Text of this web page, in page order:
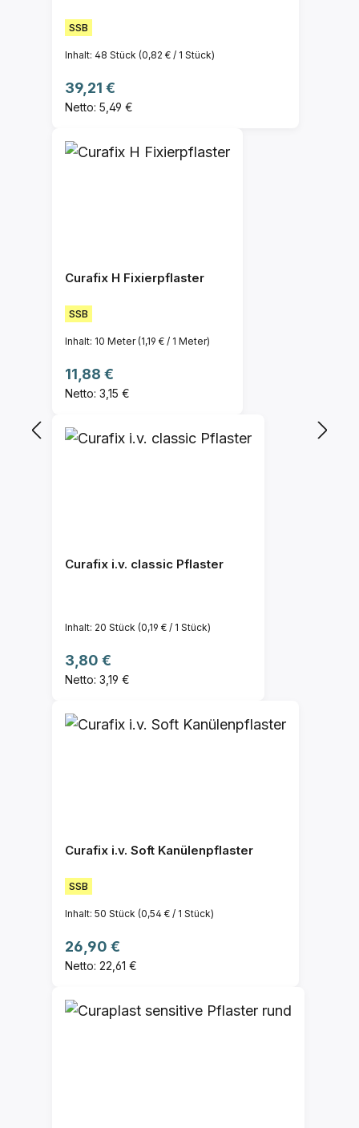
SSB
Inhalt: 48 Stück (0,82 € / 1 Stück)
Regulärer Preis:
39,21 €
Netto: 5,49 €
Curafix H Fixierpflaster
SSB
Inhalt: 10 Meter(1,19 € / 1 Meter)
Regulärer Preis:
11,88 €
Netto: 3,15 €
Curafix i.v. classic Pflaster
Inhalt: 20 Stück (0,19 € / 1 Stück)
Regulärer Preis:
3,80 €
Netto: 3,19 €
Curafix i.v. Soft Kanülenpflaster
SSB
Inhalt: 50 Stück (0,54 € / 1 Stück)
Regulärer Preis:
26,90 €
Netto: 22,61 €